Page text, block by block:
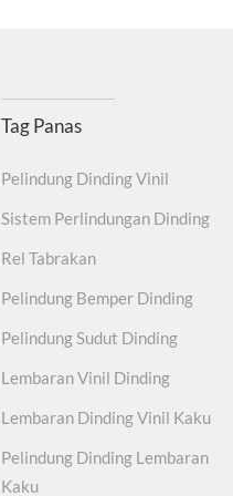
Tag Panas
Pelindung Dinding Vinil
Sistem Perlindungan Dinding
Rel Tabrakan
Pelindung Bemper Dinding
Pelindung Sudut Dinding
Lembaran Vinil Dinding
Lembaran Dinding Vinil Kaku
Pelindung Dinding Lembaran
Kaku